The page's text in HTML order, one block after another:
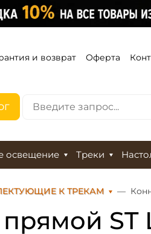
и возврат Оферта
освещение Треки
К ТРЕКАМ
ST